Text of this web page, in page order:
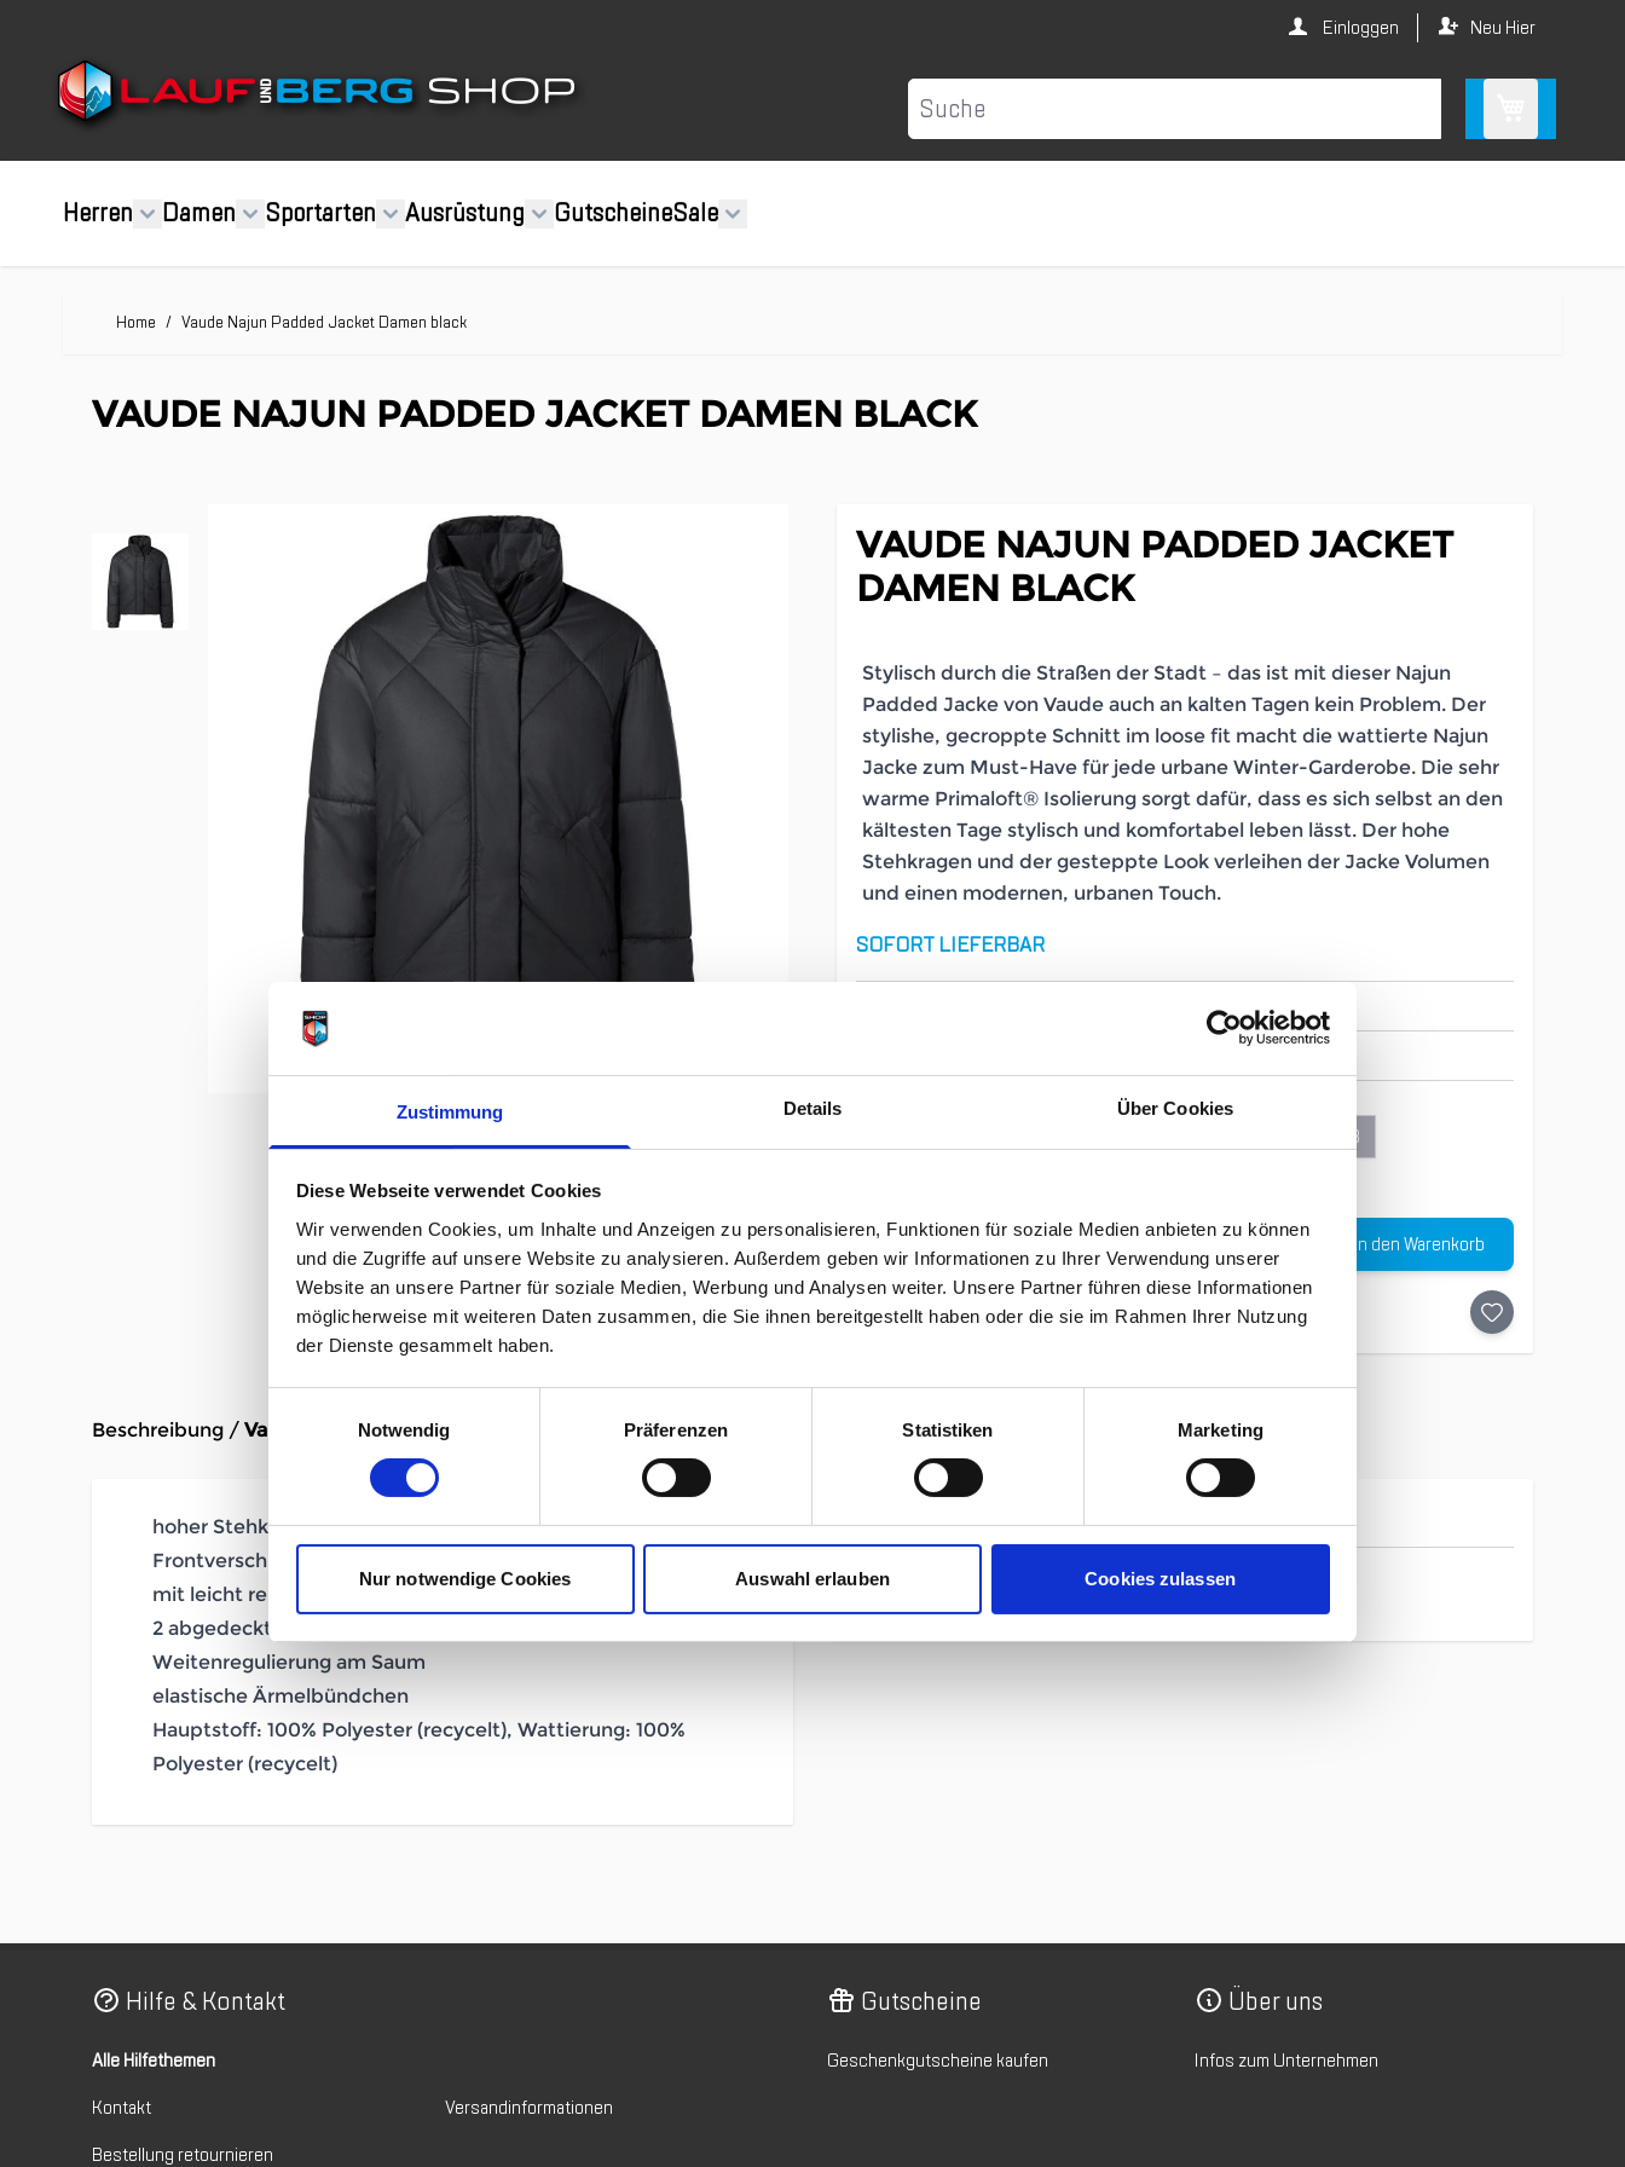
Zustimmung Details Über Cookies
Diese Webseite verwendet Cookies
Wir verwenden Cookies, um Inhalte und Anzeigen zu personalisieren, Funktionen für soziale Medien anbieten zu können
und die Zugriffe auf unsere Website zu analysieren. Außerdem geben wir Informationen zu Ihrer Verwendung unserer
Website an unsere Partner für soziale Medien, Werbung und Analysen weiter. Unsere Partner führen diese Informationen
möglicherweise mit weiteren Daten zusammen, die Sie ihnen bereitgestellt haben oder die sie im Rahmen Ihrer Nutzung
der Dienste gesammelt haben.
Notwendig
Präferenzen Statistiken Marketing
Nur notwendige Cookies Auswahl erlauben Cookies zulassen
Einloggen Neu Hier
Suche
Herren Damen Sportarten Ausrüstung GutscheineSale
Home / Vaude Najun Padded Jacket Damen black
VAUDE NAJUN PADDED JACKET DAMEN BLACK
VAUDE NAJUN PADDED JACKET
DAMEN BLACK
Stylisch durch die Straßen der Stadt – das ist mit dieser Najun
Padded Jacke von Vaude auch an kalten Tagen kein Problem. Der
stylishe, gecroppte Schnitt im loose fit macht die wattierte Najun
Jacke zum Must-Have für jede urbane Winter-Garderobe. Die sehr
warme Primaloft® Isolierung sorgt dafür, dass es sich selbst an den
kältesten Tage stylisch und komfortabel leben lässt. Der hohe
Stehkragen und der gesteppte Look verleihen der Jacke Volumen
und einen modernen, urbanen Touch.
SOFORT LIEFERBAR
LB_2643480045
38
UVP199,95 €
unser Preis ab:139,97 €- 30%
Menge In den Warenkorb
Beschreibung / Vaude Najun Padded Jacket Damen black
hoher Stehkragen
Frontverschluss mit Reißverschluss und Knöpfen
mit leicht reparierbarem Reißverschluss
2 abgedeckte Fronttaschen mit Reißverschluss
Weitenregulierung am Saum
elastische Ärmelbündchen
Hauptstoff: 100% Polyester (recycelt), Wattierung: 100%
Polyester (recycelt)
Mehr Informationen
Hersteller Vaude
Herstellerdetails
Hilfe & Kontakt
Alle Hilfethemen
Kontakt
Versandinformationen
Bestellung retournieren
Gutscheine
Geschenkgutscheine kaufen
Über uns
Infos zum Unternehmen